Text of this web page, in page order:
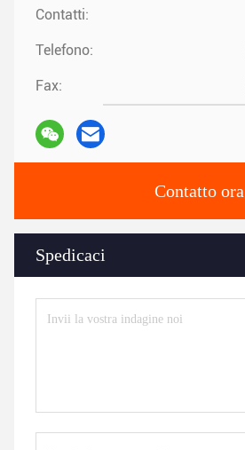
Contatti:
Telefono:
Fax:
Contatto ora
Spedicaci